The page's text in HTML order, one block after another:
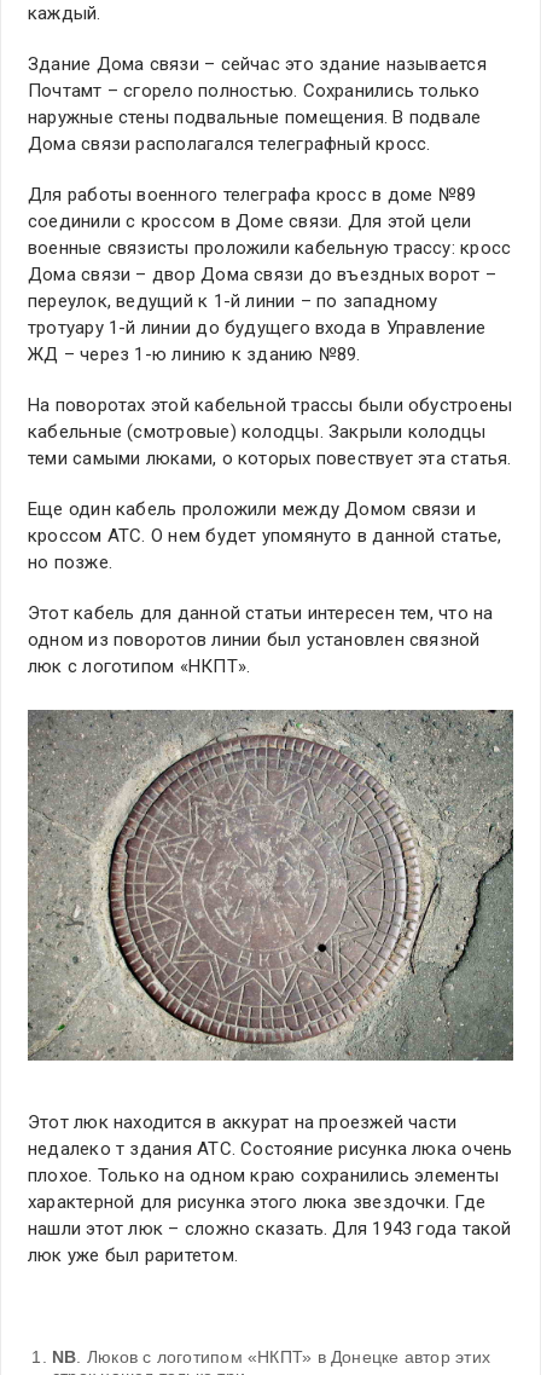
каждый.
Здание Дома связи – сейчас это здание называется
Почтамт – сгорело полностью. Сохранились только
наружные стены подвальные помещения. В подвале
Дома связи располагался телеграфный кросс.
Для работы военного телеграфа кросс в доме №89
соединили с кроссом в Доме связи. Для этой цели
военные связисты проложили кабельную трассу: кросс
Дома связи – двор Дома связи до въездных ворот –
переулок, ведущий к 1-й линии – по западному
тротуару 1-й линии до будущего входа в Управление
ЖД – через 1-ю линию к зданию №89.
На поворотах этой кабельной трассы были обустроены
кабельные (смотровые) колодцы. Закрыли колодцы
теми самыми люками, о которых повествует эта статья.
Еще один кабель проложили между Домом связи и
кроссом АТС. О нем будет упомянуто в данной статье,
но позже.
Этот кабель для данной статьи интересен тем, что на
одном из поворотов линии был установлен связной
люк с логотипом «НКПТ».
Этот люк находится в аккурат на проезжей части
недалеко т здания АТС. Состояние рисунка люка очень
плохое. Только на одном краю сохранились элементы
характерной для рисунка этого люка звездочки. Где
нашли этот люк – сложно сказать. Для 1943 года такой
люк уже был раритетом.
NB. Люков с логотипом «НКПТ» в Донецке автор этих